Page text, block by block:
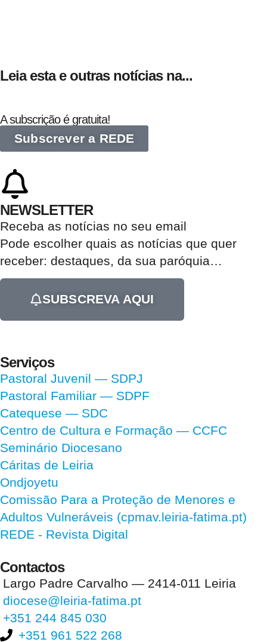
Leia esta e outras notícias na...
A subscrição é gratuita!
Subscrever a REDE
NEWSLETTER
Receba as notícias no seu email​
Pode escolher quais as notícias que quer
receber: destaques, da sua paróquia…
SUBSCREVA AQUI
Serviços
Pastoral Juvenil — SDPJ
Pastoral Familiar — SDPF
Catequese — SDC
Centro de Cultura e Formação — CCFC
Seminário Diocesano
Cáritas de Leiria
Ondjoyetu
Comissão Para a Proteção de Menores e
Adultos Vulneráveis (cpmav.leiria-fatima.pt)
REDE - Revista Digital
Contactos
Largo Padre Carvalho — 2414-011 Leiria
diocese@leiria-fatima.pt
+351 244 845 030
+351 961 522 268